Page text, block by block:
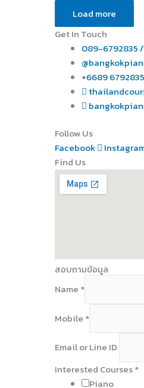
Load more
Get In Touch
089-6792835
+6689 6792835
Follow Us
Facebook
Find Us
สอบถามข้อมูล
Name *
a
e
C
Mobile *
Email or Line ID
Interested Courses*
Piano